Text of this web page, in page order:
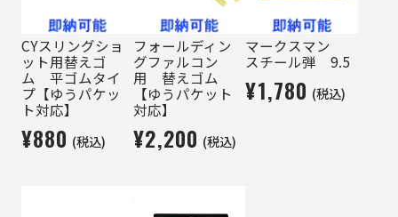
CYスリングショ
ット用替えゴ
ム 平ゴムタイ
プ【ゆうパケッ
ト対応】
¥880 (税込)
フォールディン
グファルコン
用 替えゴム
【ゆうパケット
対応】
¥2,200 (税込)
マークスマン
スチール弾 9.5
¥1,780 (税込)